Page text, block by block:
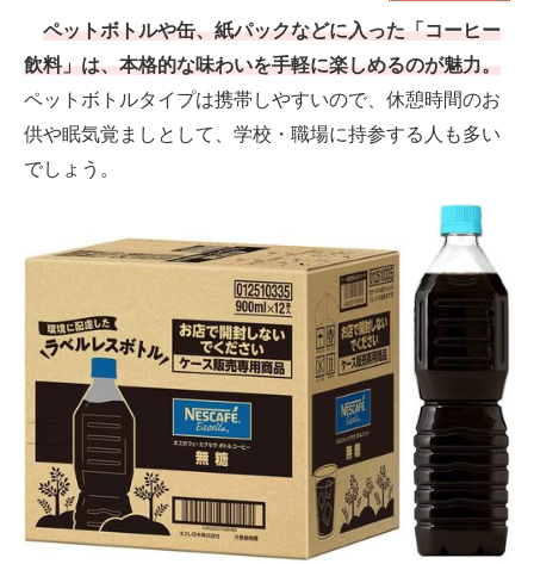
腕時計 車・バイク
釣り具・釣り用品 食品・飲料・お酒
食器・グラス・カトラリー
メディア
ITの今と未来を見通す
スマホと通信の最新トレンド
進化するPCとデバイスの未来
好きが集まる 比べて選べる
ビジネスと働き方のヒント
AI活用のいまが分かる
ペットボトルや缶、紙パックなどに入った「コーヒー
飲料」は、本格的な味わいを手軽に楽しめるのが魅力。
ペットボトルタイプは携帯しやすいので、休憩時間のお
供や眠気覚ましとして、学校・職場に持参する人も多い
でしょう。